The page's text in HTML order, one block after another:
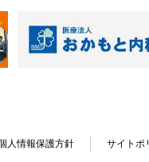
人情報保護方針 サイトポ